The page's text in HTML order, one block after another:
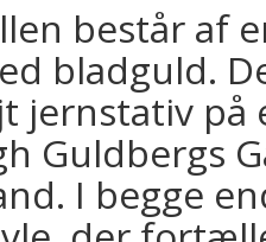
består af
bladguld.
jernstativ
Guldbergs
I begge